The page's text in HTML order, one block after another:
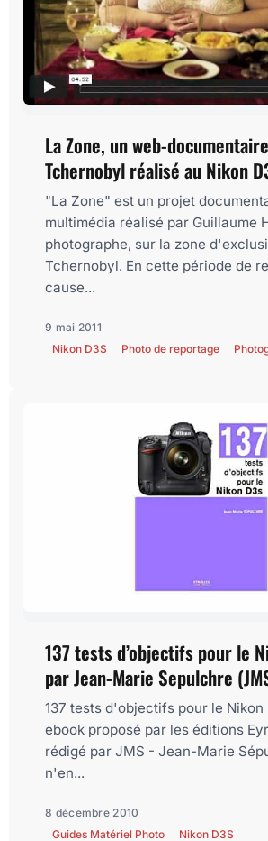
La Zone, un web-
Tchernobyl réalisé au Nikon
"La Zone" est un projet
multimédia réalisé par Guillaume
photographe, sur la zone
Tchernobyl. En cette période de
cause...
9 mai 2011
Nikon D3S
Photo de reportage
137 tests d’objectifs pour le
par Jean-Marie Sepulchre
137 tests d'objectifs pour le Nikon
ebook proposé par les éditions
rédigé par JMS - Jean-Marie
n'en...
8 décembre 2010
Guides Matériel Photo
Nikon D3S